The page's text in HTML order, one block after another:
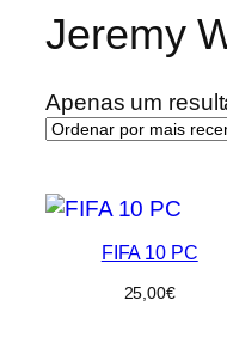
Jeremy
Apenas um
FIFA 10 PC
25,00€